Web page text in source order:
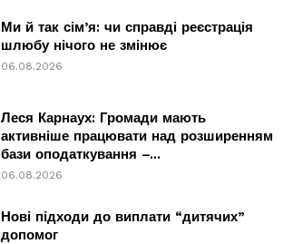
Ми й так сім’я: чи справді реєстрація
шлюбу нічого не змінює
06.08.2026
Леся Карнаух: Громади мають
активніше працювати над розширенням
бази оподаткування –...
06.08.2026
Нові підходи до виплати “дитячих”
допомог